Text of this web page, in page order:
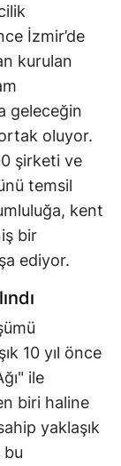
İzmir’de
kurulan
geleceğin
oluyor.
şirketi ve
temsil
kent
bir
ediyor.
10 yıl önce
ile
biri haline
yaklaşık
bu